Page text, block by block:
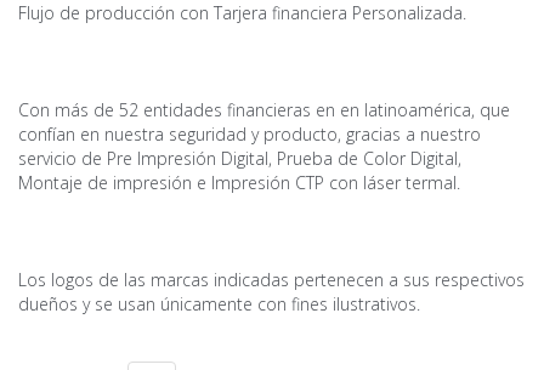
Flujo de producción con Tarjera financiera Personalizada.
Con más de 52 entidades financieras en en latinoamérica, que
confían en nuestra seguridad y producto, gracias a nuestro
servicio de Pre Impresión Digital, Prueba de Color Digital,
Montaje de impresión e Impresión CTP con láser termal.
Los logos de las marcas indicadas pertenecen a sus respectivos
dueños y se usan únicamente con fines ilustrativos.